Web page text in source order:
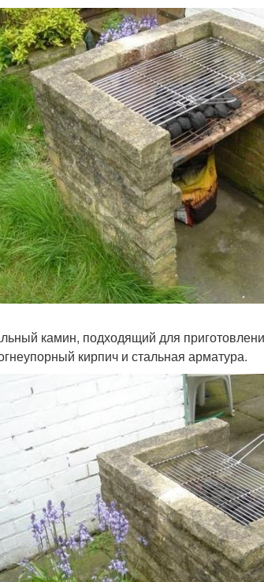
камин, подходящий для
кирпич и стальная арматура.